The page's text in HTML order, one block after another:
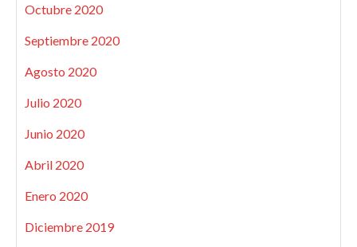
Octubre 2020
Septiembre 2020
Agosto 2020
Julio 2020
Junio 2020
Abril 2020
Enero 2020
Diciembre 2019